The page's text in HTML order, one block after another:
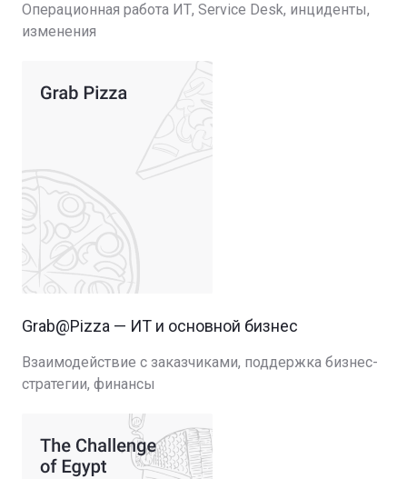
Операционная работа ИТ, Service Desk, инциденты,
изменения
Grab@Pizza — ИТ и основной бизнес
Взаимодействие с заказчиками, поддержка бизнес-
стратегии, финансы